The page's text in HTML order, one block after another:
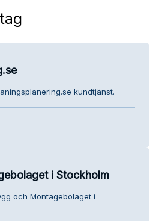
kundtjänst.
i Stockholm
och Montagebolaget i